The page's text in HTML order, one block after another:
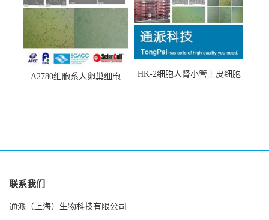
A2780细胞系人卵巢细胞
HK-2细胞人肾小管上皮细胞
联系我们
通派（上海）生物科技有限公司